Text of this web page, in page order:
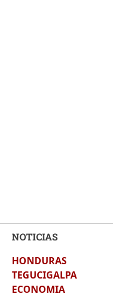
NOTICIAS
HONDURAS
TEGUCIGALPA
ECONOMIA